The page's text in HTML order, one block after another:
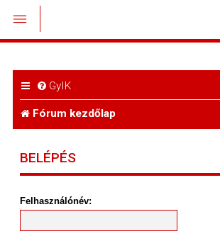
GyIK
Fórum kezdőlap
BELÉPÉS
Felhasználónév: